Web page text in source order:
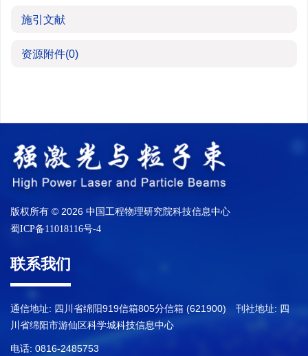
施引文献
资源附件(0)
版权所有 © 2026 中国工程物理研究院科技信息中心
蜀ICP备11018116号-4
联系我们
通信地址: 四川省绵阳919信箱805分信箱 (621900) 刊社地址: 四
川省绵阳市游仙区科学城科技信息中心
电话: 0816-2485753